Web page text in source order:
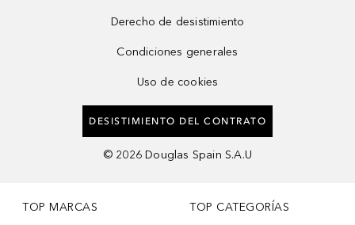
Derecho de desistimiento
Condiciones generales
Uso de cookies
DESISTIMIENTO DEL CONTRATO
© 2026 Douglas Spain S.A.U
TOP MARCAS TOP CATEGORÍAS